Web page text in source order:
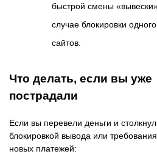
быстрой смены
случае блокировки
сайтов.
Что делать, если вы уже
пострадали
Если вы перевели деньги и
блокировкой вывода или
новых платежей: